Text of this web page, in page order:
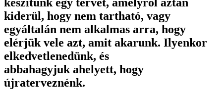
készítünk egy tervet, amelyről aztán
kiderül, hogy nem tartható, vagy
egyáltalán nem alkalmas arra, hogy
elérjük vele azt, amit akarunk. Ilyenkor
elkedvetlenedünk, és
abbahagyjuk ahelyett, hogy
újraterveznénk.